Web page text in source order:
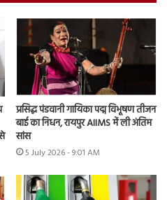
प्रसिद्ध पंडवानी गायिका पद्म विभूषण तीजन
बाई का निधन, रायपुर AIIMS में ली अंतिम
सांस
5 July 2026 - 9:01 AM